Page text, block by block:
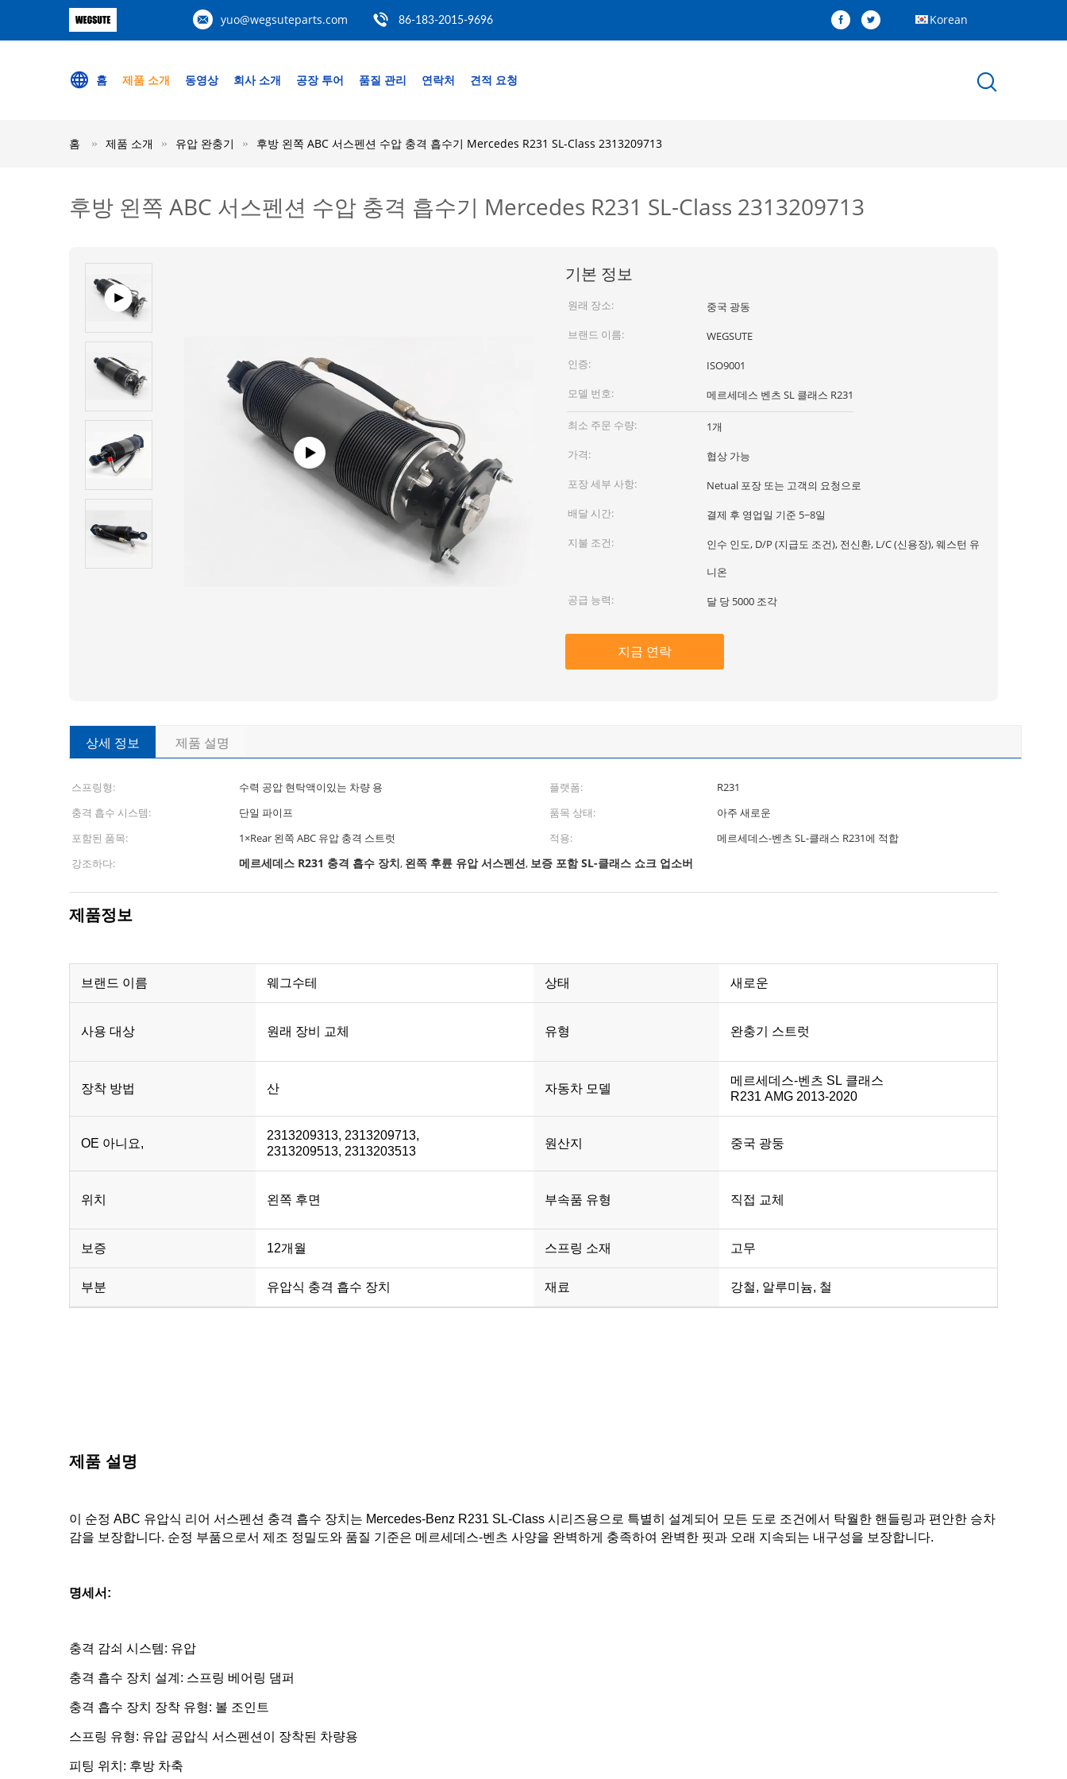
yuo@wegsuteparts.com 86-183-2015-9696 Korean
홈 제품 소개 동영상 회사 소개 공장 투어 품질 관리 연락처 견적 요청
홈 제품 소개 유압 완충기 후방 왼쪽 ABC 서스펜션 수압 충격 흡수기 Mercedes R231 SL-Class 2313209713
후방 왼쪽 ABC 서스펜션 수압 충격 흡수기 Mercedes R231 SL-Class 2313209713
기본 정보
원래 장소:
중국 광동
브랜드 이름:
WEGSUTE
인증:
ISO9001
모델 번호:
메르세데스 벤츠 SL 클래스 R231
최소 주문 수량:
1개
가격:
협상 가능
포장 세부 사항:
Netual 포장 또는 고객의 요청으로
배달 시간:
결제 후 영업일 기준 5~8일
지불 조건:
인수 인도, D/P (지급도 조건), 전신환, L/C (신용장), 웨스턴 유
니온
공급 능력:
달 당 5000 조각
지금 연락
상세 정보 제품 설명
스프링형: 수력 공압 현탁액이있는 차량 용 플랫폼:
R231
충격 흡수 시스템:
단일 파이프 품목 상태:
아주 새로운
포함된 품목:
1×Rear 왼쪽 ABC 유압 충격 스트럿 적용:
메르세데스-벤츠 SL-클래스 R231에 적합
강조하다:
메르세데스 R231 충격 흡수 장치, 왼쪽 후륜 유압 서스펜션, 보증 포함 SL-클래스 쇼크 업소버
제품정보
브랜드 이름 웨그수테 상태 새로운
사용 대상 원래 장비 교체 유형 완충기 스트럿
장착 방법 산 자동차 모델
메르세데스-벤츠 SL 클래스
R231 AMG 2013-2020
OE 아니요,
2313209313, 2313209713,
2313209513, 2313203513
원산지 중국 광둥
위치 왼쪽 후면 부속품 유형 직접 교체
보증 12개월 스프링 소재 고무
부분 유압식 충격 흡수 장치 재료 강철, 알루미늄, 철
제품 설명
이 순정 ABC 유압식 리어 서스펜션 충격 흡수 장치는 Mercedes-Benz R231 SL-Class 시리즈용으로 특별히 설계되어 모든 도로 조건에서 탁월한 핸들링과 편안한 승차
감을 보장합니다. 순정 부품으로서 제조 정밀도와 품질 기준은 메르세데스-벤츠 사양을 완벽하게 충족하여 완벽한 핏과 오래 지속되는 내구성을 보장합니다.
명세서:
충격 감쇠 시스템: 유압
충격 흡수 장치 설계: 스프링 베어링 댐퍼
충격 흡수 장치 장착 유형: 볼 조인트
스프링 유형: 유압 공압식 서스펜션이 장착된 차량용
피팅 위치: 후방 차축